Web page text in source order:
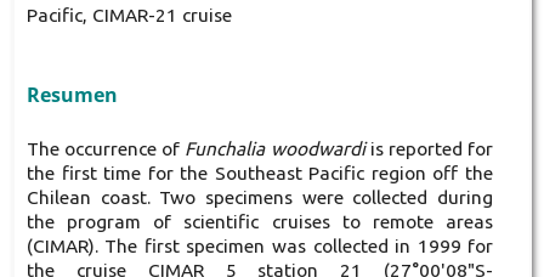
Pacific, CIMAR-21 cruise
Resumen
The occurrence of Funchalia woodwardiis reported for
the first time for the Southeast Pacific region off the
Chilean coast. Two specimens were collected during
the program of scientific cruises to remote areas
(CIMAR). The first specimen was collected in 1999 for
the cruise CIMAR 5 station 21 (27°00'08"S-